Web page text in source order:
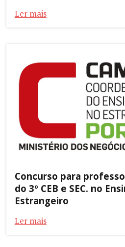
Ler mais
Concurso para
do 3º CEB e SEC. no
Estrangeiro
Ler mais